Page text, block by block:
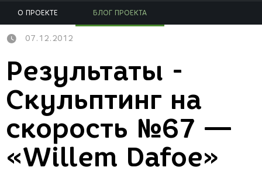
О ПРОЕКТЕ БЛОГ ПРОЕКТА
07.12.2012
Результаты -
Скульптинг на
скорость №67 —
«Willem Dafoe»